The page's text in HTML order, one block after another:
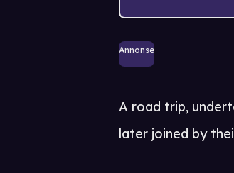
Annonse
A road trip,
later joined by